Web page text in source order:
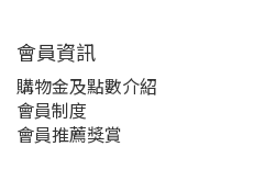
會員資訊
購物金及點數介紹
會員制度
會員推薦獎賞